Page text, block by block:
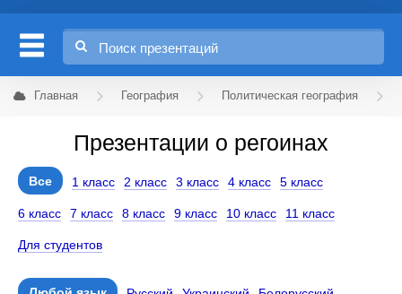
Главная География Политическая география
Презентации о регоинах
Все 1 класс 2 класс 3 класс 4 класс 5 класс
6 класс 7 класс 8 класс 9 класс 10 класс 11 класс
Для студентов